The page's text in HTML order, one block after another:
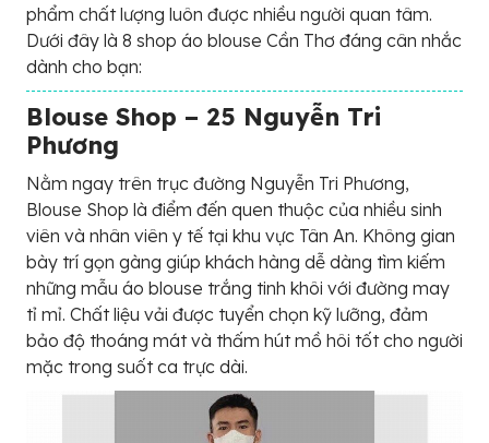
phẩm chất lượng luôn được nhiều người quan tâm.
Dưới đây là 8 shop áo blouse Cần Thơ đáng cân nhắc
dành cho bạn:
Blouse Shop – 25 Nguyễn Tri
Phương
Nằm ngay trên trục đường Nguyễn Tri Phương,
Blouse Shop là điểm đến quen thuộc của nhiều sinh
viên và nhân viên y tế tại khu vực Tân An. Không gian
bày trí gọn gàng giúp khách hàng dễ dàng tìm kiếm
những mẫu áo blouse trắng tinh khôi với đường may
tỉ mỉ. Chất liệu vải được tuyển chọn kỹ lưỡng, đảm
bảo độ thoáng mát và thấm hút mồ hôi tốt cho người
mặc trong suốt ca trực dài.